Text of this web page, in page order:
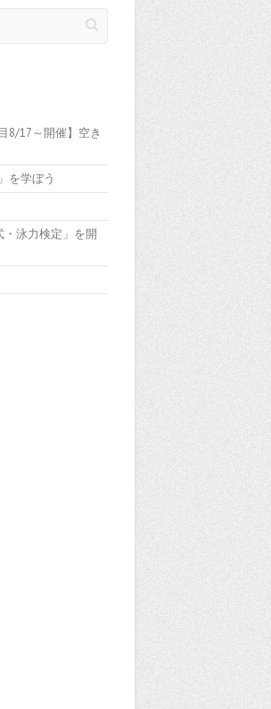
8/17～開催】空き
を学ぼう
・泳力検定」を開